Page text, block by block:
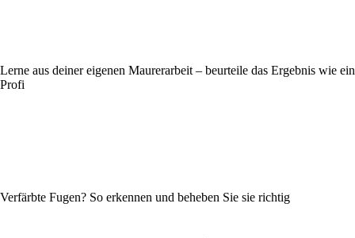
Lerne aus deiner eigenen Maurerarbeit – beurteile das Ergebnis wie ein
Profi
Verfärbte Fugen? So erkennen und beheben Sie sie richtig